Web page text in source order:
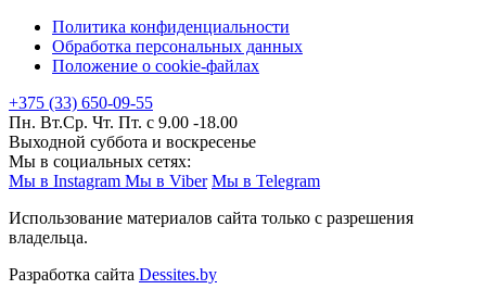
Политика конфиденциальности
Обработка персональных данных
Положение о cookie-файлах
+375 (33) 650-09-55
Пн. Вт.Ср. Чт. Пт. с 9.00 -18.00
Выходной суббота и воскресенье
Мы в социальных сетях:
Мы в Instagram Мы в Viber Мы в Telegram
Использование материалов сайта только с разрешения
владельца.
Разработка сайта Dessites.by